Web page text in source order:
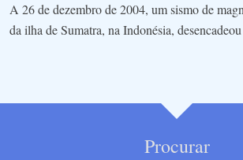
A 26 de dezembro de 2004, um sismo de
da ilha de Sumatra, na Indonésia,
Procurar